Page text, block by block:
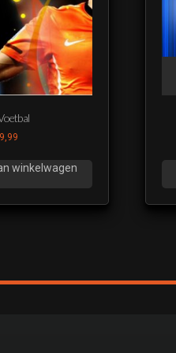
winkelwagen